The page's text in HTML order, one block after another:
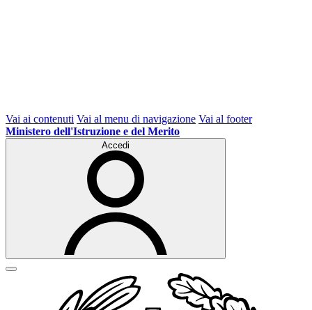
Vai ai contenuti Vai al menu di navigazione Vai al footer
Ministero dell'Istruzione e del Merito
Accedi